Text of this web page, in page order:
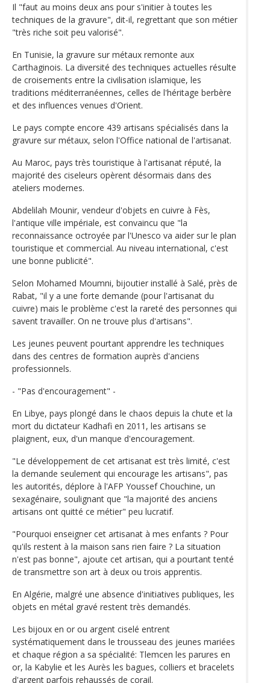
Il "faut au moins deux ans pour s'initier à toutes les
techniques de la gravure", dit-il, regrettant que son métier
"très riche soit peu valorisé".
En Tunisie, la gravure sur métaux remonte aux
Carthaginois. La diversité des techniques actuelles résulte
de croisements entre la civilisation islamique, les
traditions méditerranéennes, celles de l'héritage berbère
et des influences venues d'Orient.
Le pays compte encore 439 artisans spécialisés dans la
gravure sur métaux, selon l'Office national de l'artisanat.
Au Maroc, pays très touristique à l'artisanat réputé, la
majorité des ciseleurs opèrent désormais dans des
ateliers modernes.
Abdelilah Mounir, vendeur d'objets en cuivre à Fès,
l'antique ville impériale, est convaincu que "la
reconnaissance octroyée par l'Unesco va aider sur le plan
touristique et commercial. Au niveau international, c'est
une bonne publicité".
Selon Mohamed Moumni, bijoutier installé à Salé, près de
Rabat, "il y a une forte demande (pour l'artisanat du
cuivre) mais le problème c'est la rareté des personnes qui
savent travailler. On ne trouve plus d'artisans".
Les jeunes peuvent pourtant apprendre les techniques
dans des centres de formation auprès d'anciens
professionnels.
- "Pas d'encouragement" -
En Libye, pays plongé dans le chaos depuis la chute et la
mort du dictateur Kadhafi en 2011, les artisans se
plaignent, eux, d'un manque d'encouragement.
"Le développement de cet artisanat est très limité, c'est
la demande seulement qui encourage les artisans", pas
les autorités, déplore à l'AFP Youssef Chouchine, un
sexagénaire, soulignant que "la majorité des anciens
artisans ont quitté ce métier" peu lucratif.
"Pourquoi enseigner cet artisanat à mes enfants ? Pour
qu'ils restent à la maison sans rien faire ? La situation
n'est pas bonne", ajoute cet artisan, qui a pourtant tenté
de transmettre son art à deux ou trois apprentis.
En Algérie, malgré une absence d'initiatives publiques, les
objets en métal gravé restent très demandés.
Les bijoux en or ou argent ciselé entrent
systématiquement dans le trousseau des jeunes mariées
et chaque région a sa spécialité: Tlemcen les parures en
or, la Kabylie et les Aurès les bagues, colliers et bracelets
d'argent parfois rehaussés de corail.